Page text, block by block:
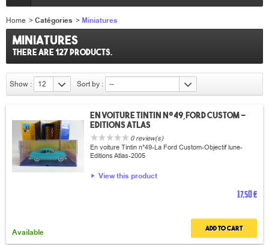
Home >Catégories >Miniatures
Miniatures
There are 127 products.
Show : 12 Sort by : --
En voiture Tintin n°49,Ford custom -
Editions Atlas
0 review(s)
En voiture Tintin n°49-La Ford Custom-Objectif lune-
Editions Atlas-2005
View this product
17,50 €
Available Add to cart